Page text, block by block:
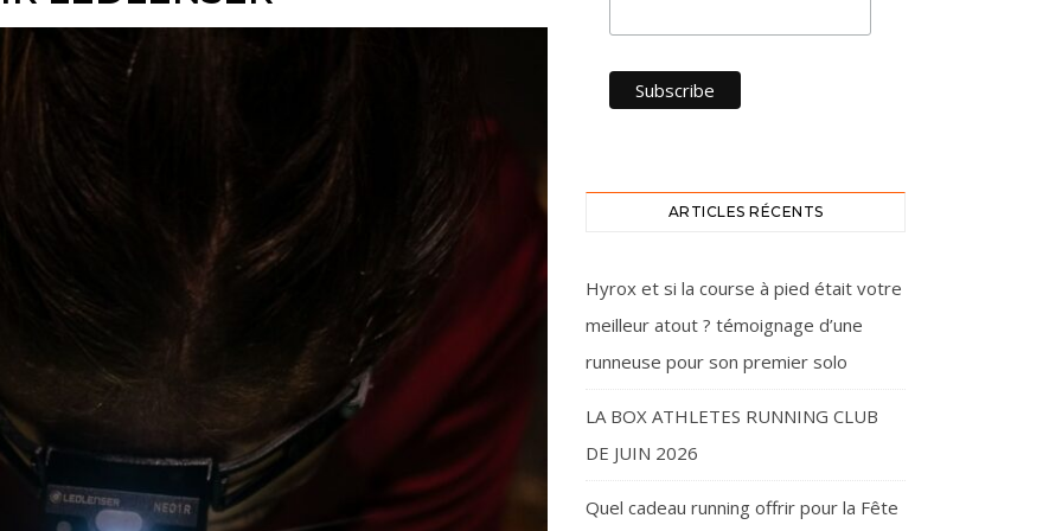
ARTICLES RÉCENTS
Hyrox et si la course à pied était votre
meilleur atout ? témoignage d’une
runneuse pour son premier solo
LA BOX ATHLETES RUNNING CLUB
DE JUIN 2026
Quel cadeau running offrir pour la Fête